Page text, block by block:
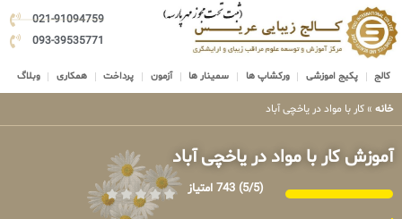
021-91094759
093-39535771
کالج پکیج اموزشی ورکشاپ ها سمینار ها آزمون پرداخت همکاری وبلاگ
خانه » کار با مواد در یاخچی آباد
آموزش کار با مواد در یاخچی آباد
(5/5) 743 امتیاز